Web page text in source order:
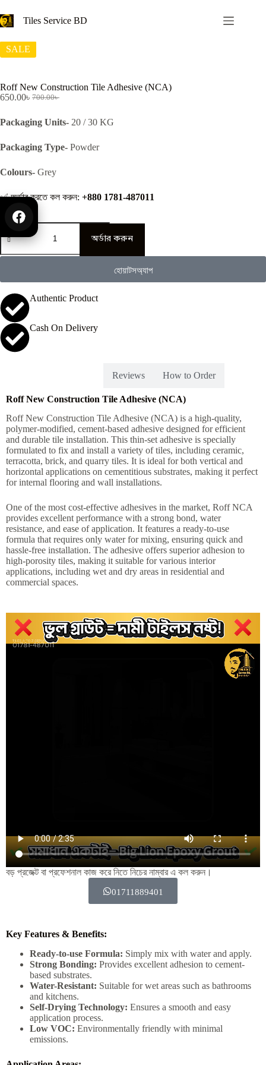
Tiles Service BD
Home /Tile Adhesive/ Roff New Construction Tile Adhesive (NCA)
SALE
Roff New Construction Tile Adhesive (NCA)
700.00৳
650.00৳
Packaging Units- 20 / 30 KG
Packaging Type- Powder
Colours- Grey
✅ অর্ডার করতে কল করুন: +880 1781-487011
অর্ডার করুন
হোয়াটসঅ্যাপ
Authentic Product
Cash On Delivery
Reviews How to Order
Roff New Construction Tile Adhesive (NCA)
Roff New Construction Tile Adhesive (NCA) is a high-quality,
polymer-modified, cement-based adhesive designed for efficient
and durable tile installation. This thin-set adhesive is specially
formulated to fix and install a variety of tiles, including ceramic,
terracotta, brick, and quarry tiles. It is ideal for both vertical and
horizontal applications on cementitious substrates, making it perfect
for internal flooring and wall installations.
One of the most cost-effective adhesives in the market, Roff NCA
provides excellent performance with a strong bond, water
resistance, and ease of application. It features a ready-to-use
formula that requires only water for mixing, ensuring quick and
hassle-free installation. The adhesive offers superior adhesion to
high-porosity tiles, making it suitable for various interior
applications, including wet and dry areas in residential and
commercial spaces.
বড় প্রজেক্ট বা প্রফেশনাল কাজ করে নিতে নিচের নাম্বার ‍এ কল করুন।
01711889401
Key Features & Benefits:
Ready-to-use Formula: Simply mix with water and apply.
Strong Bonding: Provides excellent adhesion to cement-
based substrates.
Water-Resistant: Suitable for wet areas such as bathrooms
and kitchens.
Self-Drying Technology: Ensures a smooth and easy
application process.
Low VOC: Environmentally friendly with minimal
emissions.